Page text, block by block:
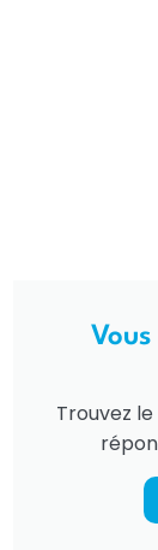
Trouvez